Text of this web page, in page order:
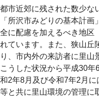
市近郊に残された数少な
所沢市みどりの基本計画
に配慮を加えるべき地区
ています。また、狭山丘
、市内外の来訪者に里山
うした状況から平成30年
2年8月及び令和7年2月
と共に里山環境の管理に